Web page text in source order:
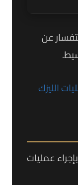
عن
الليزك
عمليات